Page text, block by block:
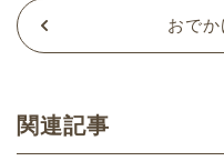
おで
関連記事